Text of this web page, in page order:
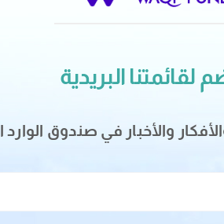
لقائمتنا البريدية
والأخبار في صندوق